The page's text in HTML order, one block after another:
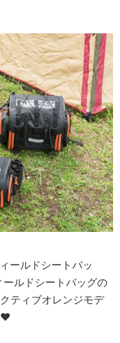
ールドシートバッ
ルドシートバッグの
ティブオレンジモデ